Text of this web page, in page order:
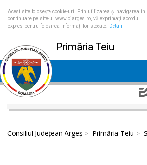
Acest site folosește cookie-uri. Prin utilizarea și navigarea în
continuare pe site-ul www.cjarges.ro, vă exprimați acordul
expres pentru folosirea informațiilor stocate.
Detalii
Primăria Teiu
Consiliul Județean Argeș Primăria Teiu